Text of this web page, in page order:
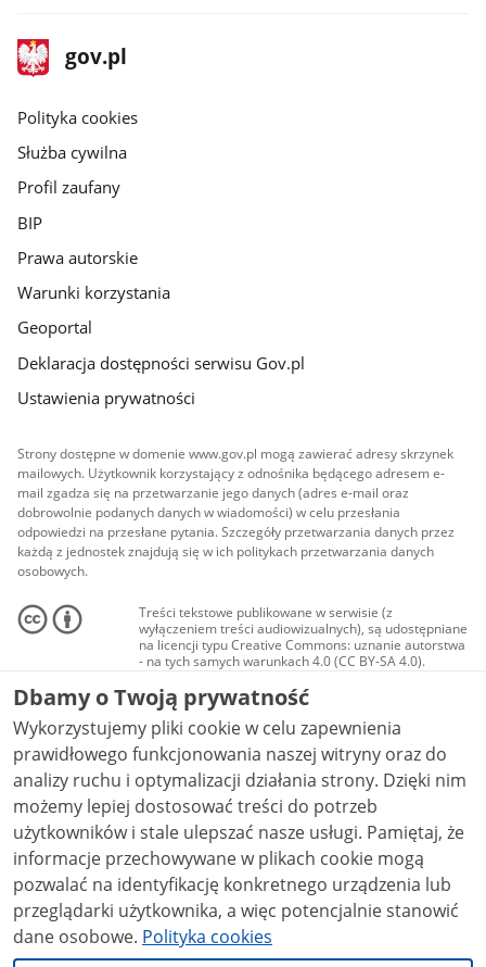
stopka
gov.pl
Strona
gov.pl
gov.pl
Polityka cookies
Służba cywilna
Profil zaufany
BIP
Prawa autorskie
Warunki korzystania
Geoportal
Deklaracja dostępności serwisu Gov.pl
Ustawienia prywatności
Strony dostępne w domenie www.gov.pl mogą zawierać adresy skrzynek
mailowych. Użytkownik korzystający z odnośnika będącego adresem e-
mail zgadza się na przetwarzanie jego danych (adres e-mail oraz
dobrowolnie podanych danych w wiadomości) w celu przesłania
odpowiedzi na przesłane pytania. Szczegóły przetwarzania danych przez
każdą z jednostek znajdują się w ich politykach przetwarzania danych
osobowych.
Treści tekstowe publikowane w serwisie (z
wyłączeniem treści audiowizualnych), są udostępniane
na licencji typu Creative Commons: uznanie autorstwa
- na tych samych warunkach 4.0 (CC BY-SA 4.0).
Materiały audiowizualne, w tym zdjęcia, materiały
audio i wideo, są udostępniane na licencji typu
Creative Commons: uznanie autorstwa użycie
niekomercyjne - bez utworów zależnych 4.0 (CC BY-
NC-ND 4.0), o ile nie jest to stwierdzone inaczej.
Dbamy o Twoją prywatność
Wykorzystujemy pliki cookie w celu zapewnienia
prawidłowego funkcjonowania naszej witryny oraz do
analizy ruchu i optymalizacji działania strony. Dzięki nim
możemy lepiej dostosować treści do potrzeb
użytkowników i stale ulepszać nasze usługi. Pamiętaj, że
informacje przechowywane w plikach cookie mogą
pozwalać na identyfikację konkretnego urządzenia lub
przeglądarki użytkownika, a więc potencjalnie stanowić
dane osobowe. Polityka cookies